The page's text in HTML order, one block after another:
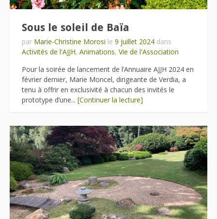
Sous le soleil de Baïa
par Marie-Christine Morosi le 9 juillet 2024 dans
Activités de l'AJJH, Animations, Vie de l'Association
Pour la soirée de lancement de l’Annuaire AJJH 2024 en
février dernier, Marie Moncel, dirigeante de Verdia, a
tenu à offrir en exclusivité à chacun des invités le
prototype d’une... [Continuer la lecture]